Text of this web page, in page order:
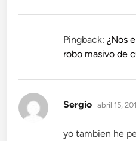
Pingback:¿Nos
robo masivo de
Sergio dice:
abril 15,
yo tambien he